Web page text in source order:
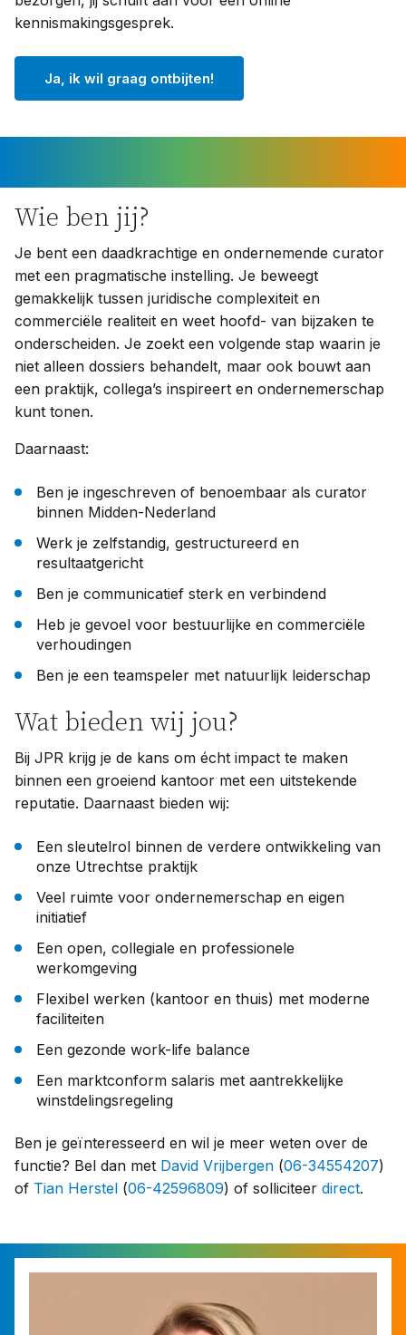
kennismakingsgesprek.
Ja, ik wil graag ontbijten!
Wie ben jij?
Je bent een daadkrachtige en ondernemende curator
met een pragmatische instelling. Je beweegt
gemakkelijk tussen juridische complexiteit en
commerciële realiteit en weet hoofd- van bijzaken te
onderscheiden. Je zoekt een volgende stap waarin je
niet alleen dossiers behandelt, maar ook bouwt aan
een praktijk, collega’s inspireert en ondernemerschap
kunt tonen.
Daarnaast:
Ben je ingeschreven of benoembaar als curator
binnen Midden-Nederland
Werk je zelfstandig, gestructureerd en
resultaatgericht
Ben je communicatief sterk en verbindend
Heb je gevoel voor bestuurlijke en commerciële
verhoudingen
Ben je een teamspeler met natuurlijk leiderschap
Wat bieden wij jou?
Bij JPR krijg je de kans om écht impact te maken
binnen een groeiend kantoor met een uitstekende
reputatie. Daarnaast bieden wij:
Een sleutelrol binnen de verdere ontwikkeling van
onze Utrechtse praktijk
Veel ruimte voor ondernemerschap en eigen
initiatief
Een open, collegiale en professionele
werkomgeving
Flexibel werken (kantoor en thuis) met moderne
faciliteiten
Een gezonde work-life balance
Een marktconform salaris met aantrekkelijke
winstdelingsregeling
Ben je geïnteresseerd en wil je meer weten over de
functie? Bel dan met David Vrijbergen (06-34554207)
of Tian Herstel (06-42596809) of solliciteer direct.